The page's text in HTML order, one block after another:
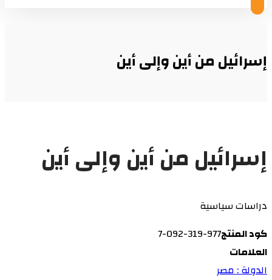
إسرائيل من أين وإلى أين
إسرائيل من أين وإلى أين
دراسات سياسية
كود المنتج977-319-092-7
العلامات
الدولة : مصر